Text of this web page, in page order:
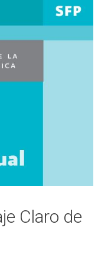
Claro de